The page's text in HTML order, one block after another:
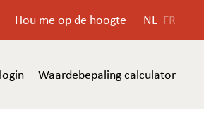
Hou me op de hoogte NL FR
Waardebepaling calculator